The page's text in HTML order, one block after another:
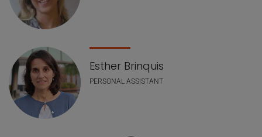
Esther Brinquis
PERSONAL ASSISTANT